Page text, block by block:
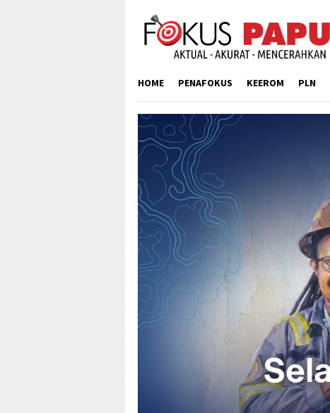
content
HOME PENAFOKUS KEEROM PLN